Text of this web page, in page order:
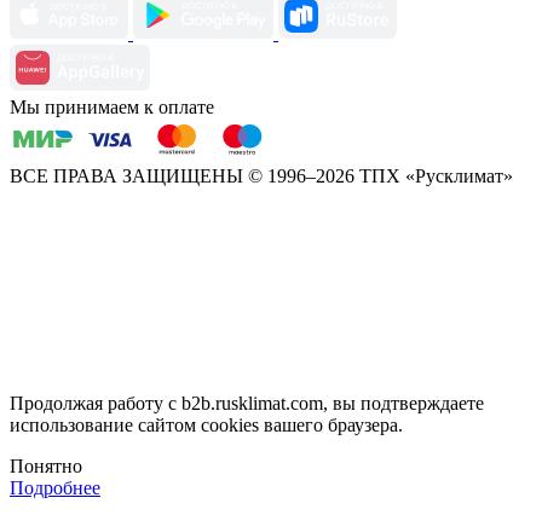
Мы принимаем к оплате
ВСЕ ПРАВА ЗАЩИЩЕНЫ © 1996–2026 ТПХ «Русклимат»
Продолжая работу с b2b.rusklimat.com, вы подтверждаете
использование сайтом cookies вашего браузера.
Понятно
Подробнее